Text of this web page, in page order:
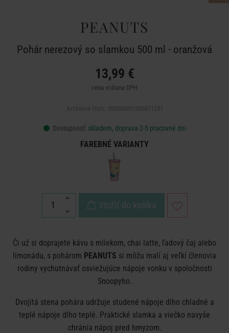
PEANUTS
Pohár nerezový so slamkou 500 ml - oranžová
13,99 €
cena vrátane DPH
Dostupnosť: skladem, doprava 2-5 pracovné dni
FAREBNÉ VARIANTY
Vložiť do košíka
Či už si doprajete kávu s mliekom, chai latte, ľadový čaj alebo
limonádu, s pohárom PEANUTS si môžu malí aj veľkí členovia
rodiny vychutnávať osviežujúce nápoje vonku v spoločnosti
Snoopyho.
Dvojitá stena pohára udržuje studené nápoje dlho chladné a
teplé nápoje dlho teplé. Praktické slamka a viečko navyše
chránia nápoj pred hmyzom.